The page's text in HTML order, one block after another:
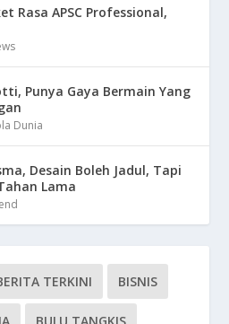
Rasa APSC Professional,
Punya Gaya Bermain Yang
Dunia
Desain Boleh Jadul, Tapi
Lama
TERKINI BISNIS
BULU TANGKIS